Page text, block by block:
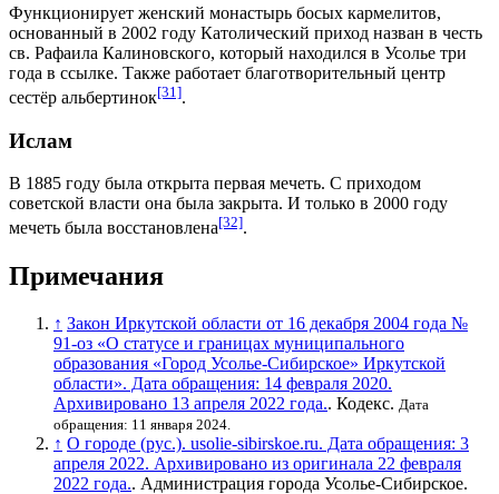
Функционирует женский монастырь босых кармелитов,
основанный в 2002 году Католический приход назван в честь
св. Рафаила Калиновского, который находился в Усолье три
года в ссылке. Также работает благотворительный центр
сестёр альбертинок[31].
Ислам
В 1885 году была открыта первая мечеть. С приходом
советской власти она была закрыта. И только в 2000 году
мечеть была восстановлена[32].
Примечания
↑ Закон Иркутской области от 16 декабря 2004 года №
91-оз «О статусе и границах муниципального
образования «Город Усолье-Сибирское» Иркутской
области». Дата обращения: 14 февраля 2020.
Архивировано 13 апреля 2022 года.. Кодекс. Дата
обращения: 11 января 2024.
↑ О городе (рус.). usolie-sibirskoe.ru. Дата обращения: 3
апреля 2022. Архивировано из оригинала 22 февраля
2022 года.. Администрация города Усолье-Сибирское.